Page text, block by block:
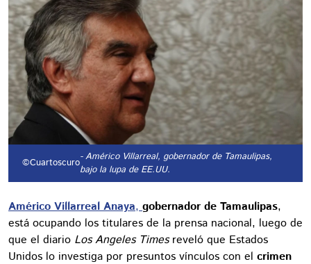
©Cuartoscuro- Américo Villarreal, gobernador de Tamaulipas,
bajo la lupa de EE.UU.
Américo Villarreal Anaya, gobernador de Tamaulipas,
está ocupando los titulares de la prensa nacional, luego de
que el diario Los Angeles Timesreveló que Estados
Unidos lo investiga por presuntos vínculos con el crimen